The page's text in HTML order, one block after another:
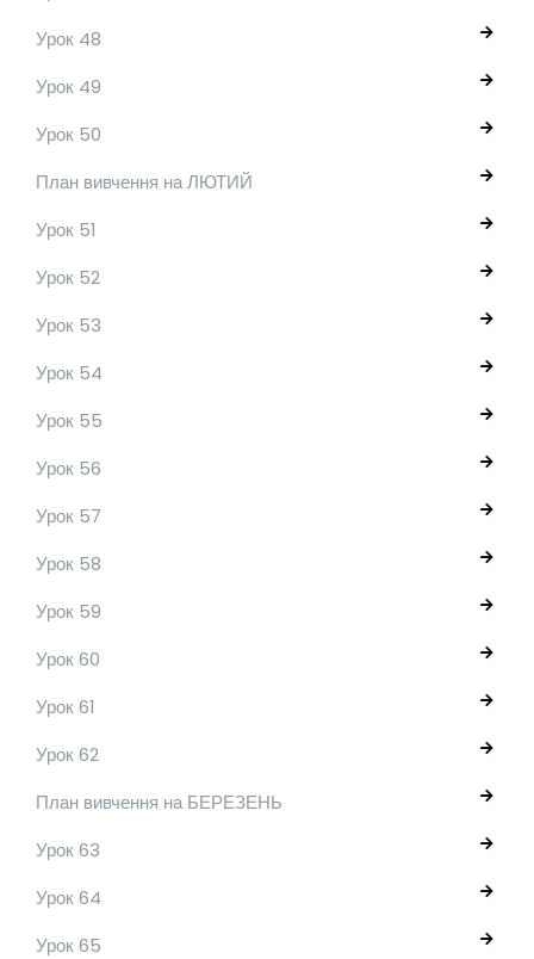
Урок 48
Урок 49
Урок 50
План вивчення на ЛЮТИЙ
Урок 51
Урок 52
Урок 53
Урок 54
Урок 55
Урок 56
Урок 57
Урок 58
Урок 59
Урок 60
Урок 61
Урок 62
План вивчення на БЕРЕЗЕНЬ
Урок 63
Урок 64
Урок 65